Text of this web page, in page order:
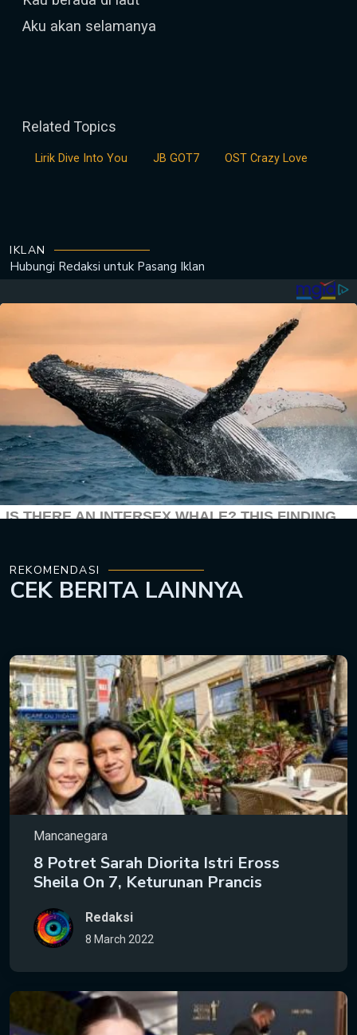
Aku akan selamanya
Related Topics
Lirik Dive Into You JB GOT7 OST Crazy Love
IKLAN
Hubungi Redaksi untuk Pasang Iklan
REKOMENDASI
CEK BERITA LAINNYA
Mancanegara
8 Potret Sarah Diorita Istri Eross
Sheila On 7, Keturunan Prancis
Redaksi
8 March 2022